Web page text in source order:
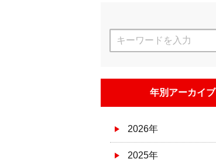
年別アーカイブ
2026年
2025年